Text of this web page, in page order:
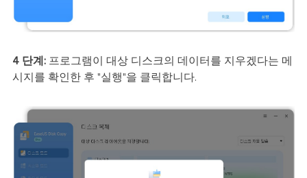
4 단계:프로그램이 대상 디스크의 데이터를 지우겠다는 메
시지를 확인한 후 "실행"을 클릭합니다.